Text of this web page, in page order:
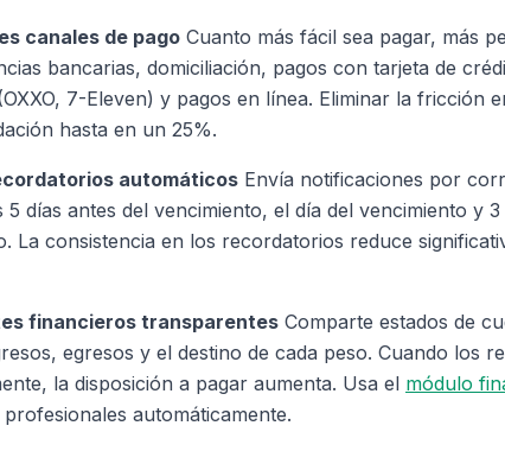
canales de pago Cuanto más fácil sea pagar, más
bancarias, domiciliación, pagos con tarjeta de
7-Eleven) y pagos en línea. Eliminar la fricción
hasta en un 25%.
automáticos Envía notificaciones por
días antes del vencimiento, el día del vencimiento y
La consistencia en los recordatorios reduce
financieros transparentes Comparte estados de
egresos y el destino de cada peso. Cuando los
la disposición a pagar aumenta. Usa el módulo
automáticamente.